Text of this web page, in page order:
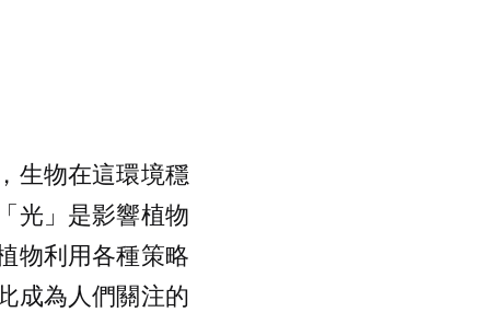
生物在這環境穩
光」是影響植物
物利用各種策略
成為人們關注的